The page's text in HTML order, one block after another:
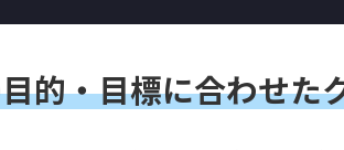
的・目標に合わせた